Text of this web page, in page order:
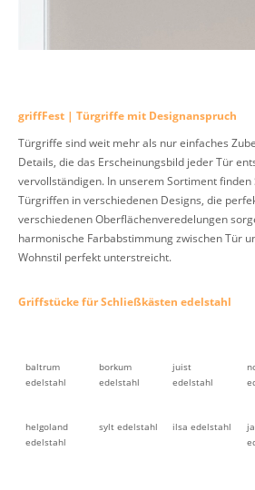
griffFest | Türgriffe mit Designanspruch
Türgriffe sind weit mehr als nur einfaches
Details, die das Erscheinungsbild jeder Tür
vervollständigen. In unserem Sortiment
Türgriffen in verschiedenen Designs, die
verschiedenen Oberflächenveredelungen
harmonische Farbabstimmung zwischen Tür
Wohnstil perfekt unterstreicht.
Griffstücke für Schließkästen edelstahl
baltrum
edelstahl
borkum
edelstahl
juist
edelstahl
helgoland
edelstahl
sylt edelstahl ilsa edelstahl